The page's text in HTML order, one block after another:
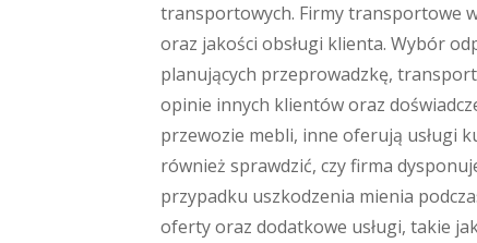
transportowych. Firmy transportowe
oraz jakości obsługi klienta. Wybór
planujących przeprowadzkę,
opinie innych klientów oraz
przewozie mebli, inne oferują usługi
również sprawdzić, czy firma
przypadku uszkodzenia mienia
oferty oraz dodatkowe usługi, takie